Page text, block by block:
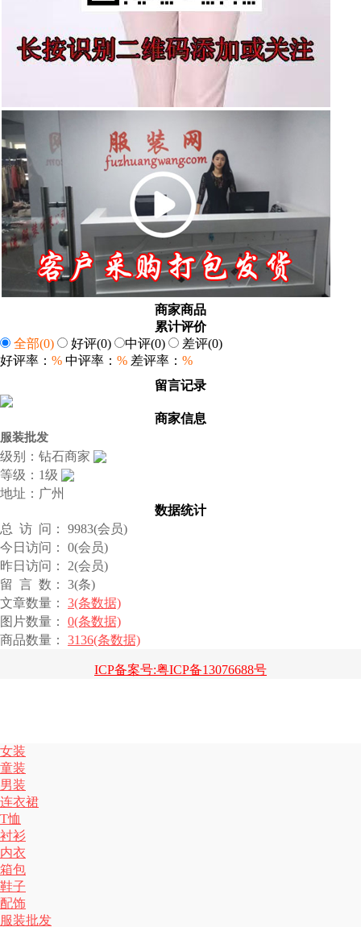
商家商品
累计评价
全部(0) 好评(0) 中评(0) 差评(0)
好评率： % 中评率： % 差评率： %
留言记录
商家信息
服装批发
级别：钻石商家
等级：1级
地址：广州
数据统计
总 访 问： 9983(会员)
今日访问： 0(会员)
昨日访问： 2(会员)
留 言 数： 3(条)
文章数量： 3(条数据)
图片数量： 0(条数据)
商品数量： 3136(条数据)
ICP备案号:粤ICP备13076688号
女装
童装
男装
连衣裙
T恤
衬衫
内衣
箱包
鞋子
配饰
服装批发